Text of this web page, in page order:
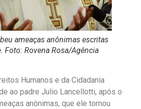
ameaças anônimas escritas
Foto: Rovena Rosa/Agência
Humanos e da Cidadania
ao padre Julio Lancellotti, após o
anônimas, que ele tornou